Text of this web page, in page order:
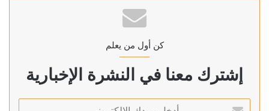
كن أول من يعلم
إشترك معنا في النشرة الإخبارية